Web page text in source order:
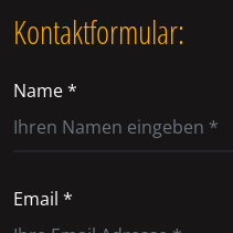
Kontaktformular:
Name *
Email *